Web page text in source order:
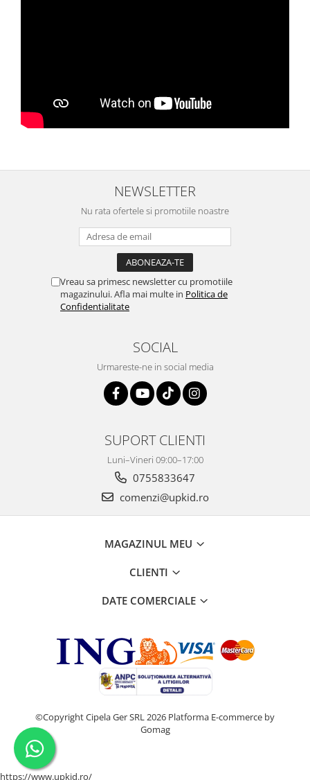
NEWSLETTER
Nu rata ofertele si promotiile noastre
Vreau sa primesc newsletter cu promotiile
magazinului. Afla mai multe in Politica de
Confidentialitate
SOCIAL
Urmareste-ne in social media
SUPORT CLIENTI
Luni–Vineri 09:00–17:00
0755833647
comenzi@upkid.ro
MAGAZINUL MEU
CLIENTI
DATE COMERCIALE
©Copyright Cipela Ger SRL 2026 Platforma E-commerce by
Gomag
https://www.upkid.ro/